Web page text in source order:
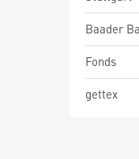
Baader
Fonds
gettex